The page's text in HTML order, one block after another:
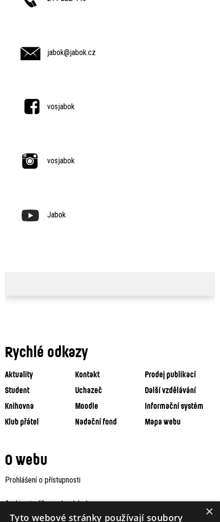
jabok@jabok.cz
vosjabok
vosjabok
Jabok
Rychlé odkazy
Aktuality Kontakt
Prodej publikací
Student
Uchazeč
Další vzdělávání
Knihovna
Moodle
Informační systém
Klub přátel
Nadační fond Mapa webu
O webu
Prohlášení o přístupnosti
Archiv staršího webu Jaboku ×
Tyto webové stránky používají soubory